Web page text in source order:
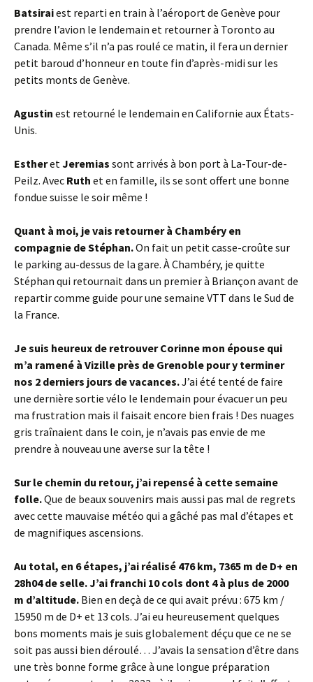
Batsiraiest reparti en train à l’aéroport de Genève pour
prendre l’avion le lendemain et retourner à Toronto au
Canada. Même s’il n’a pas roulé ce matin, il fera un dernier
petit baroud d’honneur en toute fin d’après-midi sur les
petits monts de Genève.
Agustin est retourné le lendemain en Californie aux États-
Unis.
EstheretJeremias sont arrivés à bon port à La-Tour-de-
Peilz. Avec Ruth et en famille, ils se sont offert une bonne
fondue suisse le soir même !
Quant à moi, je vais retourner à Chambéry en
compagnie de Stéphan.On fait un petit casse-croûte sur
le parking au-dessus de la gare. À Chambéry, je quitte
Stéphan qui retournait dans un premier à Briançon avant de
repartir comme guide pour une semaine VTT dans le Sud de
la France.
Je suis heureux de retrouver Corinne mon épouse qui
m’a ramené à Vizille près de Grenoble pour y terminer
nos 2 derniers jours de vacances.J’ai été tenté de faire
une dernière sortie vélo le lendemain pour évacuer un peu
ma frustration mais il faisait encore bien frais ! Des nuages
gris traînaient dans le coin, je n’avais pas envie de me
prendre à nouveau une averse sur la tête !
Sur le chemin du retour, j’ai repensé à cette semaine
folle.Que de beaux souvenirs mais aussi pas mal de regrets
avec cette mauvaise météo qui a gâché pas mal d’étapes et
de magnifiques ascensions.
Au total, en 6 étapes, j’ai réalisé 476 km, 7365 m de D+ en
28h04 de selle. J’ai franchi 10 cols dont 4 à plus de 2000
m d’altitude. Bien en deçà de ce qui avait prévu : 675 km /
15950 m de D+ et 13 cols. J’ai eu heureusement quelques
bons moments mais je suis globalement déçu que ce ne se
soit pas aussi bien déroulé… J’avais la sensation d’être dans
une très bonne forme grâce à une longue préparation